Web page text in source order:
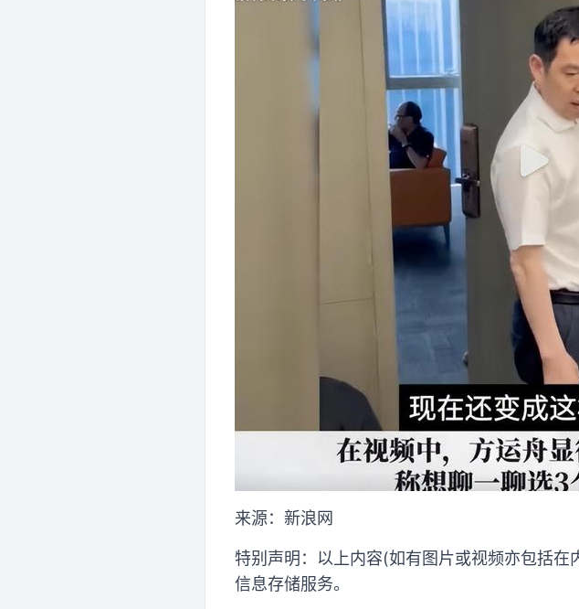
来源：新浪网
特别声明：以上内容(如有图片或视频亦包括在
信息存储服务。